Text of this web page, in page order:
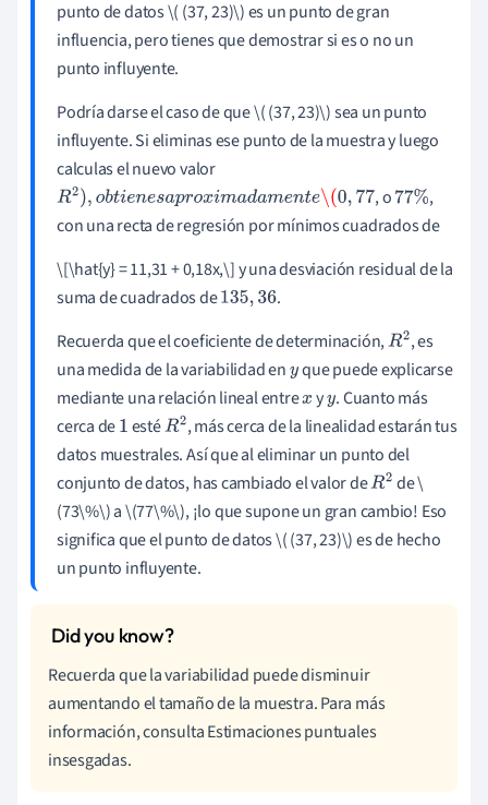
punto de datos\( (37, 23)\)es un punto de gran
influencia, pero tienes que demostrar si es o no un
punto influyente.
Podría darse el caso de que\( (37, 23)\)sea un punto
influyente. Si eliminas ese punto de la muestra y luego
calculas el nuevo valor
R2),obtienesaproximadamente\(0,77 , o77% ,
con una recta de regresión por mínimos cuadrados de
\[\hat{y} = 11,31 + 0,18x,\] y una desviación residual de la
suma de cuadrados de135,36 .
Recuerda que el coeficiente de determinación,R2 , es
una medida de la variabilidad eny que puede explicarse
mediante una relación lineal entrex yy. Cuanto más
cerca de1estéR2 , más cerca de la linealidad estarán tus
datos muestrales. Así que al eliminar un punto del
conjunto de datos, has cambiado el valor deR2 de\
(73\%\)a\(77\%\), ¡lo que supone un gran cambio! Eso
significa que el punto de datos\( (37, 23)\)es de hecho
un punto influyente.
Recuerda que la variabilidad puede disminuir
aumentando el tamaño de la muestra. Para más
información, consulta Estimaciones puntuales
insesgadas.